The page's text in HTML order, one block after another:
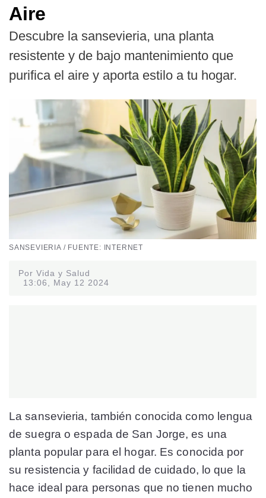
Aire
Descubre la sansevieria, una planta
resistente y de bajo mantenimiento que
purifica el aire y aporta estilo a tu hogar.
SANSEVIERIA / FUENTE: INTERNET
Por Vida y Salud
13:06, May 12 2024
La sansevieria, también conocida como lengua
de suegra o espada de San Jorge, es una
planta popular para el hogar. Es conocida por
su resistencia y facilidad de cuidado, lo que la
hace ideal para personas que no tienen mucho